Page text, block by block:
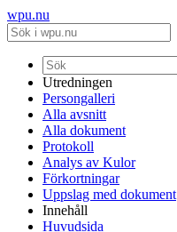
wpu.nu
Utredningen
Persongalleri
Alla avsnitt
Alla dokument
Protokoll
Analys av Kulor
Förkortningar
Uppslag med dokument
Innehåll
Huvudsida